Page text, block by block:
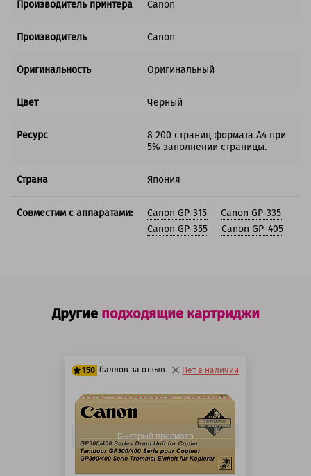
Производитель принтера Canon
Производитель Canon
Оригинальность Оригинальный
Цвет Черный
Ресурс
8 200 страниц формата А4 при
5% заполнении страницы.
Страна Япония
Совместим с аппаратами: Canon GP-315
Canon GP-335
Canon GP-355
Canon GP-405
Другие подходящие картриджи
150 баллов за отзыв
125 баллов
Нет в наличии
Быстрый просмотр